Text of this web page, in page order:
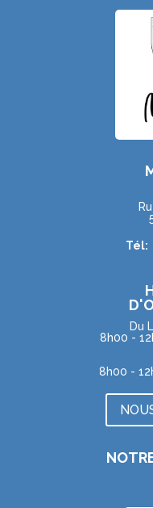
Tél:
Du
8h00 -
8h00 -